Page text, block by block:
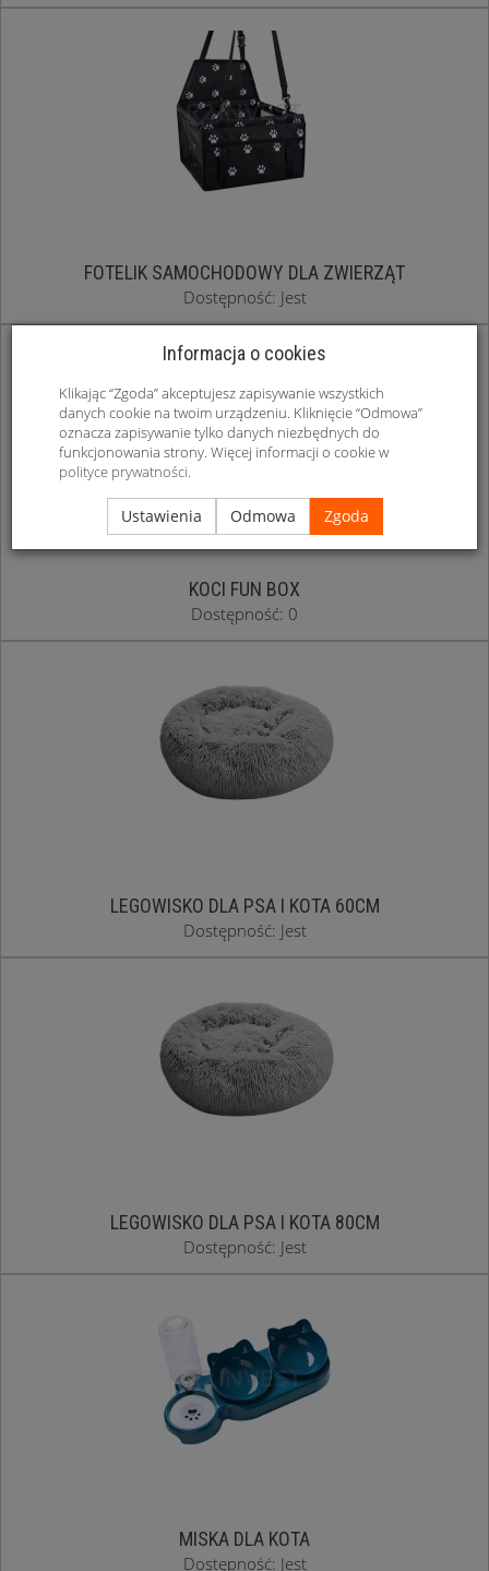
FOTELIK SAMOCHODOWY DLA ZWIERZĄT
Dostępność: Jest
KOCI FUN BOX
Dostępność: 0
LEGOWISKO DLA PSA I KOTA 60CM
Dostępność: Jest
LEGOWISKO DLA PSA I KOTA 80CM
Dostępność: Jest
MISKA DLA KOTA
Dostępność: Jest
Informacja o cookies
Klikając “Zgoda” akceptujesz zapisywanie wszystkich
danych cookie na twoim urządzeniu. Kliknięcie “Odmowa”
oznacza zapisywanie tylko danych niezbędnych do
funkcjonowania strony. Więcej informacji o cookie w
polityce prywatności.
Ustawienia Odmowa Zgoda